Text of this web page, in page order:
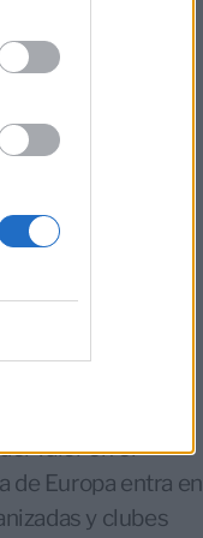
con su
las cifras
operadores
hacen
la Basketball
y, en el caso
subrayando
valor en el
de Europa entra en
y clubes